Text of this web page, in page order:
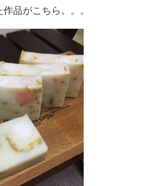
品がこちら。。。